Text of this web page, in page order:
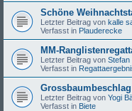
Schöne
Letzter Beitrag von kalle
Verfasst in Plauderecke
MM-
Letzter Beitrag von Stefan
Verfasst in
Letzter Beitrag von Yogi
Verfasst in Biete